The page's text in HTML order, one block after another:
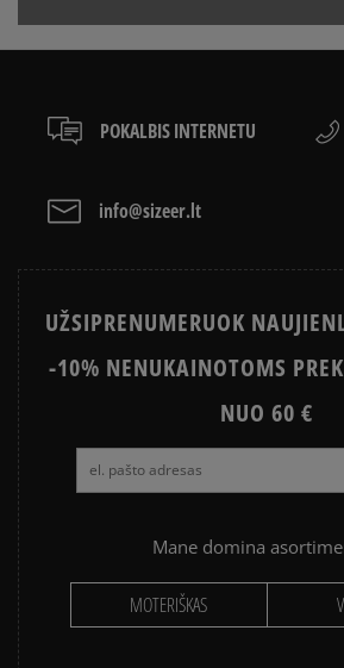
POKALBIS INTERNETU
info@sizeer.lt
UŽSIPRENUMERUOK
-10% NENUKAINOTOMS
NUO 60 €
Mane domina
MOTERIŠKAS